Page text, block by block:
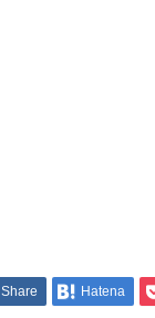
Share Hatena